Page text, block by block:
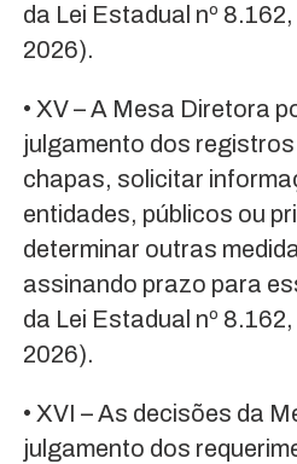
da Lei Estadual nº
2026).
• XV – A Mesa Diretora
julgamento dos
chapas, solicitar
entidades, públicos ou
determinar outras
assinando prazo para
da Lei Estadual nº
2026).
• XVI – As decisões da
julgamento dos